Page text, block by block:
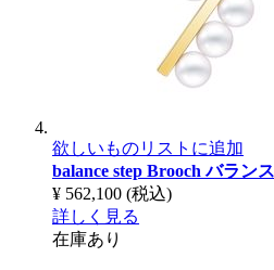
欲しいものリストに追加
balance step Broochバラン
¥ 562,100 (税込)
詳しく見る
在庫あり